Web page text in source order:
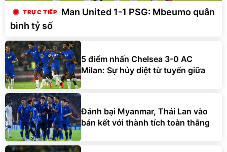
Man United 1-1 PSG: Mbeumo quân
bình tỷ số
5 điểm nhấn Chelsea 3-0 AC
Milan: Sự hủy diệt từ tuyến giữa
Đánh bại Myanmar, Thái Lan vào
bán kết với thành tích toàn thắng